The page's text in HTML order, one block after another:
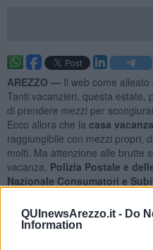
QUInewsArezzo.it - Do
Information
AREZZO — Il web come alleato
Tanti vacanzieri, questa estate,
di prendere mezzi per
Ecco allora che la casa vacanza
raggiungibile con mezzi propri,
molti. Ma attenzione alle brutte
vacanza, Polizia Postale e
Nazionale Consumatori e
di incappare in truffe.
Immagini realistiche,